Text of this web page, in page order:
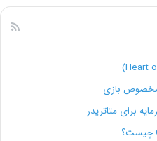
مخصوص بازی
برای متاتریدر